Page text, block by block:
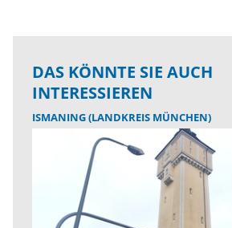
DAS KÖNNTE SIE AUCH
INTERESSIEREN
ISMANING (LANDKREIS MÜNCHEN)